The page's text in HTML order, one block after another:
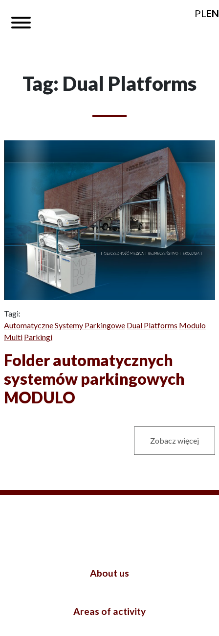
PLEN
Tag: Dual Platforms
Tagi:
Automatyczne Systemy Parkingowe Dual Platforms Modulo
Multi Parkingi
Folder automatycznych
systemów parkingowych
MODULO
Zobacz więcej
About us
Areas of activity